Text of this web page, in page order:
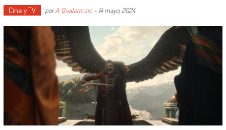
Cine y TV porA. Quatermain- 14 mayo, 2024